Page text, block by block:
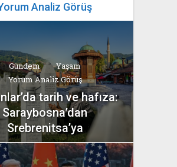
Analiz Görüş
Gündem
Yaşam
Yorum Analiz Görüş
tarih ve hafıza:
Saraybosna’dan
Srebrenitsa’ya
yazan
Bahri Ak